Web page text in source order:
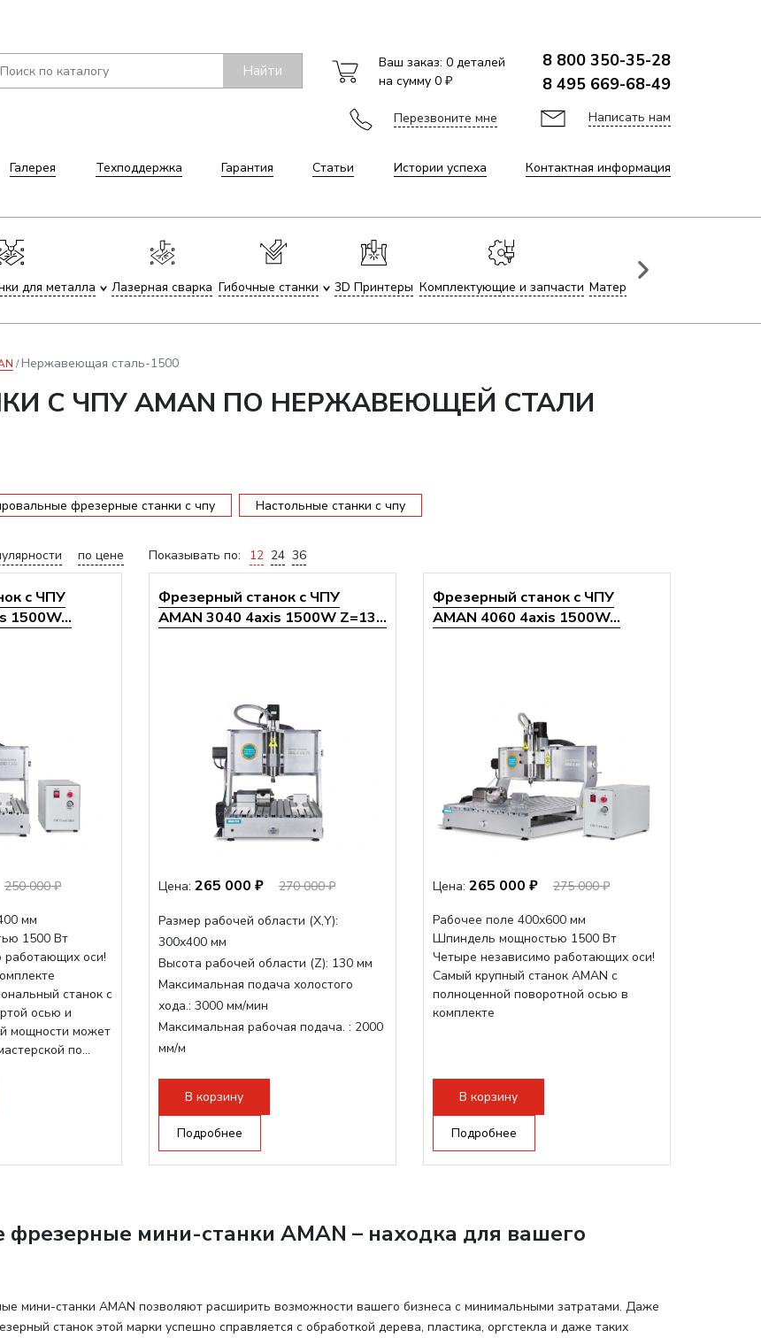
Найти Ваш заказ: 0деталей
на сумму 0 ₽
8 800 350-35-28
8 495 669-68-49
Перезвоните мне Написать нам
Галерея Техподдержка Гарантия Статьи Истории успеха Контактная информация
для металла Лазерная сварка Гибочные станки 3D Принтеры Комплектующие и запчасти Материалы для лазерной
Нержавеющая сталь-1500
С ЧПУ AMAN ПО НЕРЖАВЕЮЩЕЙ СТАЛИ
фрезерные станки с чпу Настольные станки с чпу
по цене Показывать по: 12 24 36
с ЧПУ
1500W...
250 000 ₽
мм
1500 Вт
работающих оси!
станок с
осью и
мощности может
по...
Фрезерный станок с ЧПУ
AMAN 3040 4axis 1500W Z=13...
Цена: 265 000 ₽ 270 000 ₽
Размер рабочей области (Х,Y):
300x400 мм
Высота рабочей области (Z): 130 мм
Максимальная подача холостого
хода.: 3000 мм/мин
Максимальная рабочая подача. : 2000
мм/м
стандартно:Т-слот
Цанговый патрон:ER11
Мощность шпинделя:
В корзину
Подробнее
Фрезерный станок с ЧПУ
AMAN 4060 4axis 1500W...
Цена: 265 000 ₽
275 000 ₽
Рабочее поле 400х600 мм
Шпиндель мощностью 1500 Вт
Четыре независимо работающих оси!
Самый крупный станок AMAN с
полноценной поворотной осью в
комплекте
В корзину
Подробнее
фрезерные мини-станки AMAN – находка для вашего
мини-станки AMAN позволяют расширить возможности вашего бизнеса с минимальными затратами. Даже
станок этой марки успешно справляется с обработкой дерева, пластика, оргстекла и даже таких